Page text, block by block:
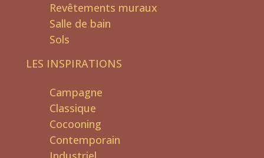
Revêtements muraux
Salle de bain
Sols
LES INSPIRATIONS
Campagne
Classique
Cocooning
Contemporain